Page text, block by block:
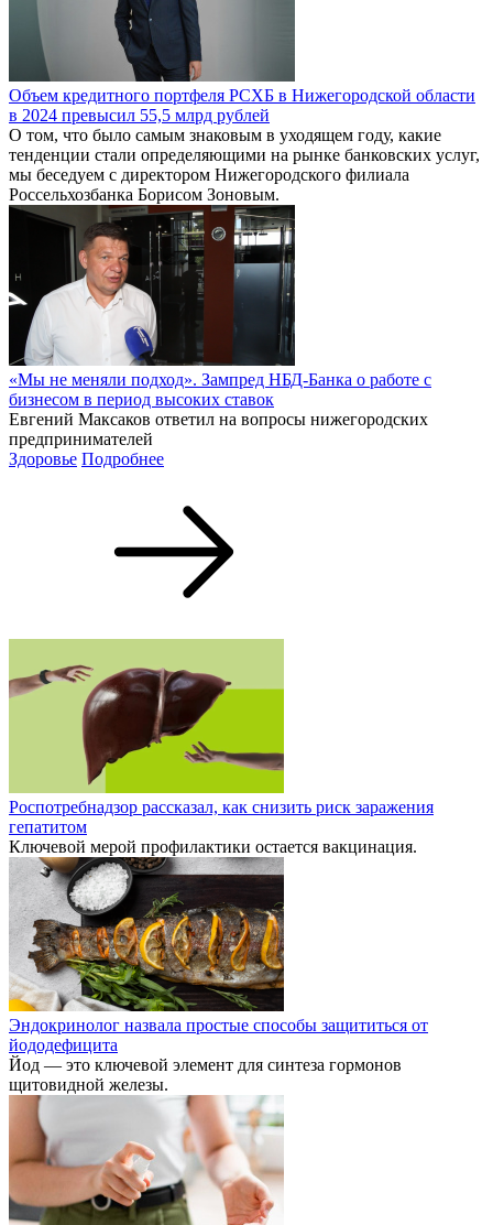
Объем кредитного портфеля РСХБ в Нижегородской области
в 2024 превысил 55,5 млрд рублей
О том, что было самым знаковым в уходящем году, какие
тенденции стали определяющими на рынке банковских услуг,
мы беседуем с директором Нижегородского филиала
Россельхозбанка Борисом Зоновым.
«Мы не меняли подход». Зампред НБД-Банка о работе с
бизнесом в период высоких ставок
Евгений Максаков ответил на вопросы нижегородских
предпринимателей
Здоровье Подробнее
Роспотребнадзор рассказал, как снизить риск заражения
гепатитом
Ключевой мерой профилактики остается вакцинация.
Эндокринолог назвала простые способы защититься от
йододефицита
Йод — это ключевой элемент для синтеза гормонов
щитовидной железы.